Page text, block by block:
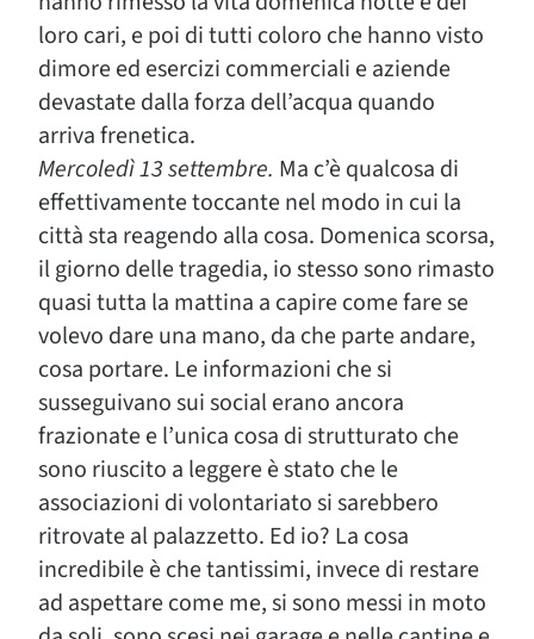
loro cari, e poi di tutti coloro che hanno visto
dimore ed esercizi commerciali e aziende
devastate dalla forza dell’acqua quando
arriva frenetica.
Mercoledì 13 settembre. Ma c’è qualcosa di
effettivamente toccante nel modo in cui la
città sta reagendo alla cosa. Domenica scorsa,
il giorno delle tragedia, io stesso sono rimasto
quasi tutta la mattina a capire come fare se
volevo dare una mano, da che parte andare,
cosa portare. Le informazioni che si
susseguivano sui social erano ancora
frazionate e l’unica cosa di strutturato che
sono riuscito a leggere è stato che le
associazioni di volontariato si sarebbero
ritrovate al palazzetto. Ed io? La cosa
incredibile è che tantissimi, invece di restare
ad aspettare come me, si sono messi in moto